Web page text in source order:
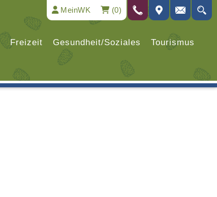
MeinWK (0)
Freizeit Gesundheit/Soziales Tourismus